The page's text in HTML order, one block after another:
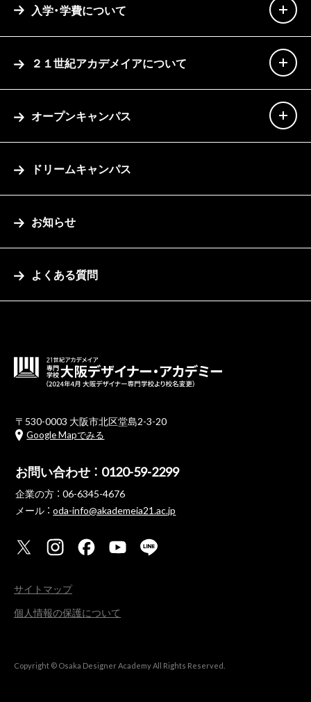
入学・学費について
２１世紀アカデメイアについて
オープンキャンパス
ドリームキャンパス
お知らせ
よくある質問
〒530-0003 大阪市北区堂島2-3-20
Google Mapでみる
お問い合わせ ： 0120-59-2299
企業の方 ： 06-6345-4676
メール ：oda-info@akademeia21.ac.jp
サイトマップ
個人情報の保護について
Copyright © Osaka Designer Academy All Rights Reserved.